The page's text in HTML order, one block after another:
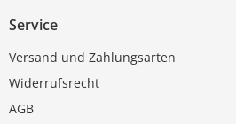
Service
Versand und Zahlungsarten
Widerrufsrecht
AGB